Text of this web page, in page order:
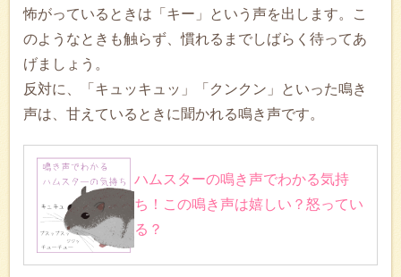
怖がっているときは「キー」という声を出します。こ
のようなときも触らず、慣れるまでしばらく待ってあ
げましょう。
反対に、「キュッキュッ」「クンクン」といった鳴き
声は、甘えているときに聞かれる鳴き声です。
ハムスターの鳴き声でわかる気持
ち！この鳴き声は嬉しい？怒ってい
る？